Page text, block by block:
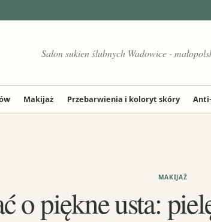
Salon sukien ślubnych Wadowice -
Makijaż Przebarwienia i koloryt skóry
MAKIJAŻ
o piękne usta: